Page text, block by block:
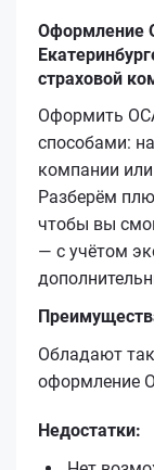
Оформление
страховой
Оформить
способами:
компании или
Разберём
чтобы вы
— с учётом
Обладают
оформление
Недостатки: